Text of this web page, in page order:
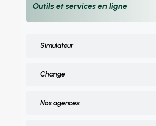
Outils et services en ligne
Simulateur
Change
Nos agences